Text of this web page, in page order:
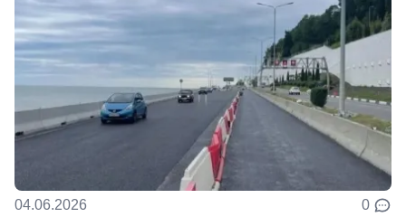
04.06.2026 0